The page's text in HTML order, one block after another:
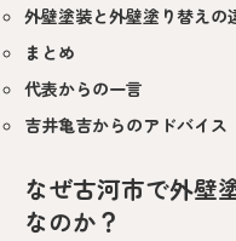
外壁塗装と外壁塗り替えの
まとめ
代表からの一言
吉井亀吉からのアドバイス
なぜ古河市で外壁
なのか？